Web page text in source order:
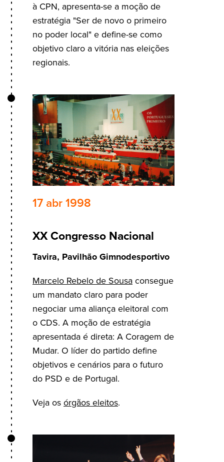
à CPN, apresenta-se a moção de
estratégia "Ser de novo o primeiro
no poder local" e define-se como
objetivo claro a vitória nas eleições
regionais.
17 abr 1998
XX Congresso Nacional
Tavira, Pavilhão Gimnodesportivo
Marcelo Rebelo de Sousa consegue
um mandato claro para poder
negociar uma aliança eleitoral com
o CDS. A moção de estratégia
apresentada é direta: A Coragem de
Mudar. O líder do partido define
objetivos e cenários para o futuro
do PSD e de Portugal.
Veja os órgãos eleitos.